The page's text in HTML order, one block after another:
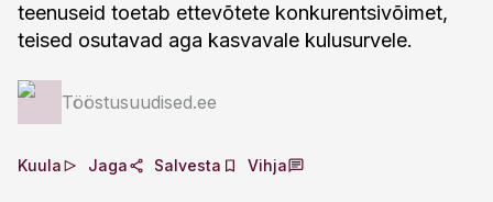
teenuseid toetab ettevõtete konkurentsivõimet,
teised osutavad aga kasvavale kulusurvele.
Tööstusuudised.ee
Kuula Jaga Salvesta Vihja